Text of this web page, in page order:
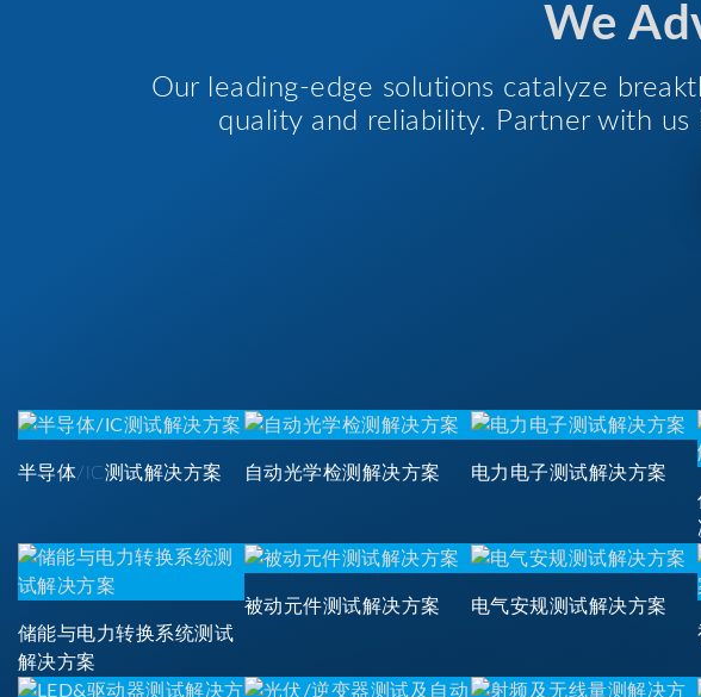
We
Our leading-edge solutions catalyze
quality and reliability. Partner with
半导体/IC测试解决方案 自动光学检测解决方案
电力电子测试解决方案
储能与电力转换系统测试
解决方案
被动元件测试解决方案
电气安规测试解决方案